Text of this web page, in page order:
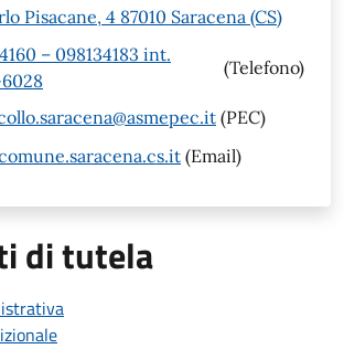
Pisacane, 4 87010 Saracena (CS)
– 098134183 int.
(Telefono)
(PEC)
(Email)
di tutela